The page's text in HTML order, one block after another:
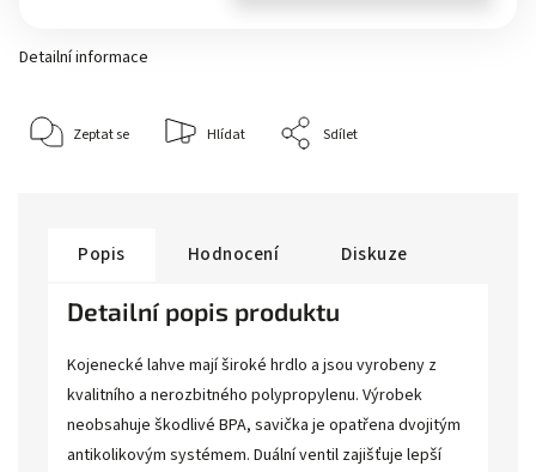
Detailní informace
Zeptat se Hlídat Sdílet
Popis Hodnocení Diskuze
Detailní popis produktu
Kojenecké lahve mají široké hrdlo a jsou vyrobeny z
kvalitního a nerozbitného polypropylenu. Výrobek
neobsahuje škodlivé BPA, savička je opatřena dvojitým
antikolikovým systémem. Duální ventil zajišťuje lepší